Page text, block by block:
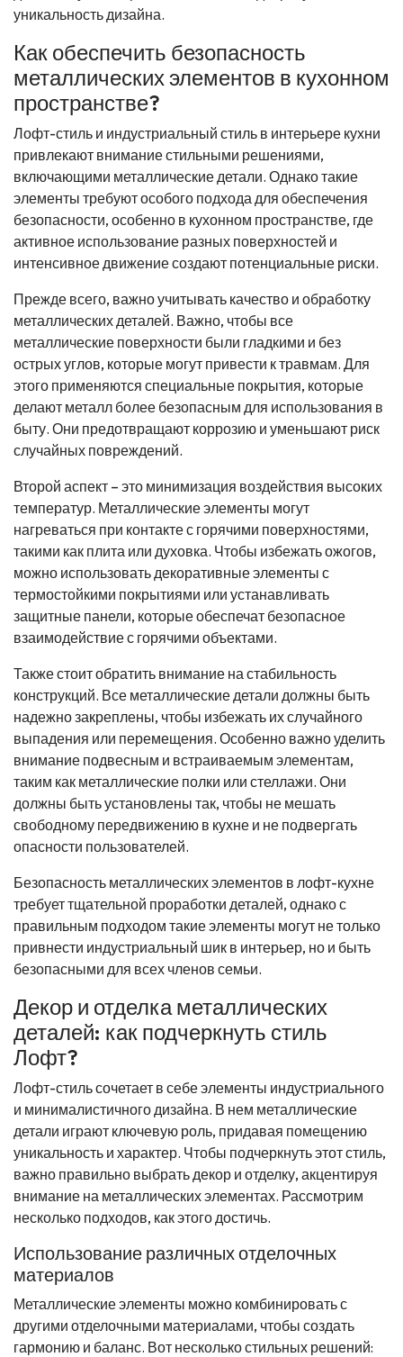
уникальность дизайна.
Как обеспечить безопасность
металлических элементов в кухонном
пространстве?
Лофт-стиль и индустриальный стиль в интерьере кухни
привлекают внимание стильными решениями,
включающими металлические детали. Однако такие
элементы требуют особого подхода для обеспечения
безопасности, особенно в кухонном пространстве, где
активное использование разных поверхностей и
интенсивное движение создают потенциальные риски.
Прежде всего, важно учитывать качество и обработку
металлических деталей. Важно, чтобы все
металлические поверхности были гладкими и без
острых углов, которые могут привести к травмам. Для
этого применяются специальные покрытия, которые
делают металл более безопасным для использования в
быту. Они предотвращают коррозию и уменьшают риск
случайных повреждений.
Второй аспект – это минимизация воздействия высоких
температур. Металлические элементы могут
нагреваться при контакте с горячими поверхностями,
такими как плита или духовка. Чтобы избежать ожогов,
можно использовать декоративные элементы с
термостойкими покрытиями или устанавливать
защитные панели, которые обеспечат безопасное
взаимодействие с горячими объектами.
Также стоит обратить внимание на стабильность
конструкций. Все металлические детали должны быть
надежно закреплены, чтобы избежать их случайного
выпадения или перемещения. Особенно важно уделить
внимание подвесным и встраиваемым элементам,
таким как металлические полки или стеллажи. Они
должны быть установлены так, чтобы не мешать
свободному передвижению в кухне и не подвергать
опасности пользователей.
Безопасность металлических элементов в лофт-кухне
требует тщательной проработки деталей, однако с
правильным подходом такие элементы могут не только
привнести индустриальный шик в интерьер, но и быть
безопасными для всех членов семьи.
Декор и отделка металлических
деталей: как подчеркнуть стиль
Лофт?
Лофт-стиль сочетает в себе элементы индустриального
и минималистичного дизайна. В нем металлические
детали играют ключевую роль, придавая помещению
уникальность и характер. Чтобы подчеркнуть этот стиль,
важно правильно выбрать декор и отделку, акцентируя
внимание на металлических элементах. Рассмотрим
несколько подходов, как этого достичь.
Использование различных отделочных
материалов
Металлические элементы можно комбинировать с
другими отделочными материалами, чтобы создать
гармонию и баланс. Вот несколько стильных решений: